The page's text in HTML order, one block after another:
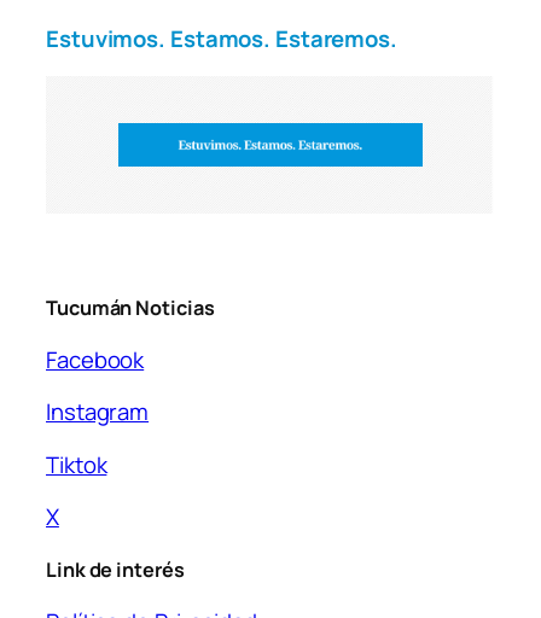
Estuvimos. Estamos. Estaremos.
Tucumán Noticias
Facebook
Instagram
Tiktok
X
Link de interés